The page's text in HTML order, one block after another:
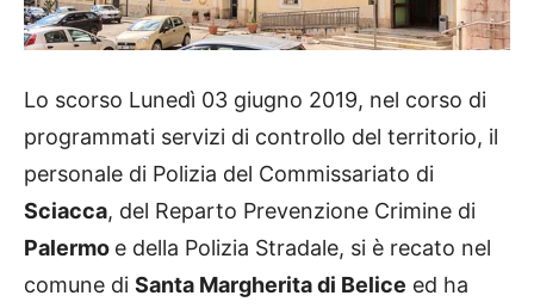
Lo scorso Lunedì 03 giugno 2019, nel corso di
programmati servizi di controllo del territorio, il
personale di Polizia del Commissariato di
Sciacca, del Reparto Prevenzione Crimine di
Palermo e della Polizia Stradale, si è recato nel
comune di Santa Margherita di Belice ed ha